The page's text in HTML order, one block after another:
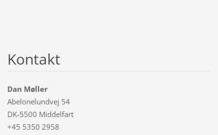
Kontakt
Dan Møller
Abelonelundvej 54
DK-5500 Middelfart
+45 5350 2958